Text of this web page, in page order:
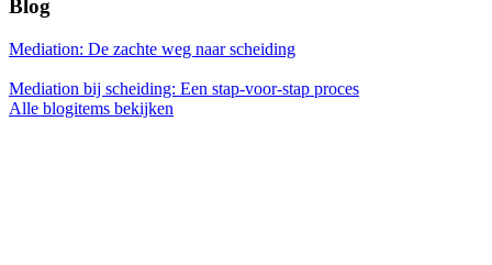
Blog
Mediation: De zachte weg naar scheiding
Mediation bij scheiding: Een stap-voor-stap proces
Alle blogitems bekijken